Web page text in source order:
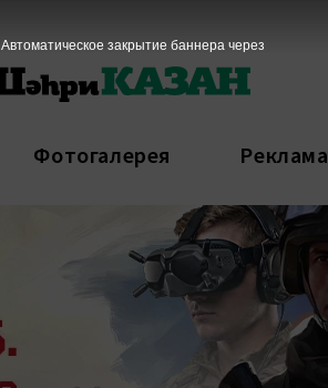
Фотогалерея Реклама
Автоматическое закрытие баннера через